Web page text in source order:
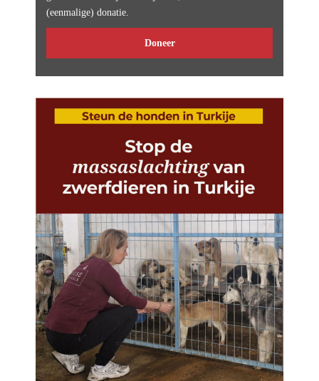
(eenmalige) donatie.
Doneer